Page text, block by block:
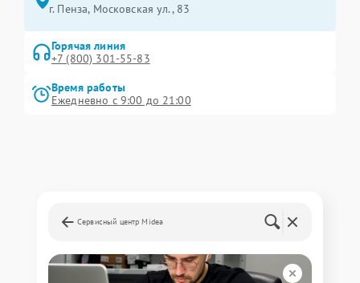
г. Пенза, Московская ул., 83
Горячая линия
+7 (800) 301-55-83
Время работы
Ежедневно с 9:00 до 21:00
Сервисный центр Midea